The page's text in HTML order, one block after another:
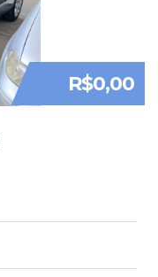
R$0,00